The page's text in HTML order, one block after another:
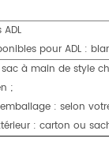
pour ADL :
à main de style
;
: selon
: carton ou